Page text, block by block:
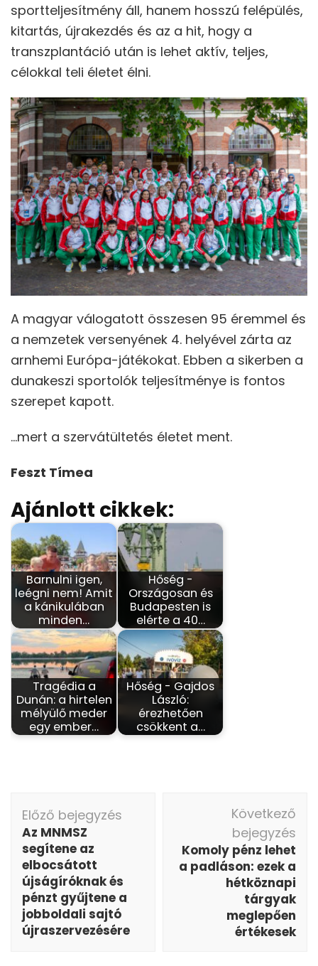
sportteljesítmény áll, hanem hosszú felépülés,
kitartás, újrakezdés és az a hit, hogy a
transzplantáció után is lehet aktív, teljes,
célokkal teli életet élni.
A magyar válogatott összesen 95 éremmel és
a nemzetek versenyének 4. helyével zárta az
arnhemi Európa-játékokat. Ebben a sikerben a
dunakeszi sportolók teljesítménye is fontos
szerepet kapott.
…mert a szervátültetés életet ment.
Feszt Tímea
Ajánlott cikkek:
Barnulni igen,
leégni nem! Amit
a kánikulában
minden…
Hőség -
Országosan és
Budapesten is
elérte a 40…
Tragédia a
Dunán: a hirtelen
mélyülő meder
egy ember…
Hőség - Gajdos
László:
érezhetően
csökkent a…
navigáció
Előző bejegyzés
Az MNMSZ
segítene az
elbocsátott
újságíróknak és
pénzt gyűjtene a
jobboldali sajtó
újraszervezésére
Következő
bejegyzés
Komoly pénz lehet
a padláson: ezek a
hétköznapi
tárgyak
meglepően
értékesek